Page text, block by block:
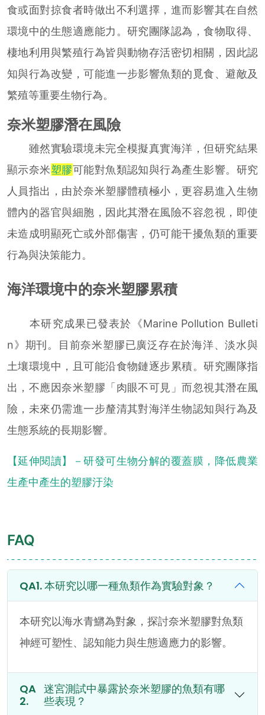
食或面對掠食者時做出不利選擇，進而影響其在自然
環境中的生態適應能力。研究團隊認為，食物取得、
棲地利用與繁殖行為皆與動物存活密切相關，因此認
知與行為改變，可能進一步影響魚類的覓食、避敵及
繁殖等重要生物行為。
奈米塑膠潛在風險
雖然實驗環境未完全模擬真實海洋，但研究結果
顯示奈米塑膠可能對魚類認知與行為產生影響。研究
人員指出，由於奈米塑膠體積極小，更容易進入生物
體內的器官與細胞，因此其潛在風險不容忽視，即使
未造成明顯死亡或外部傷害，仍可能干擾魚類的重要
行為與決策能力。
海洋環境中的奈米塑膠累積
本研究成果已發表於《Marine Pollution Bulleti
n》期刊。目前奈米塑膠已廣泛存在於海洋、淡水與
土壤環境中，且可能沿食物鏈逐步累積。研究團隊指
出，不應因奈米塑膠「肉眼不可見」而忽視其潛在風
險，未來仍需進一步釐清其對海洋生物認知與行為及
生態系統的長期影響。
【延伸閱讀】－研發可生物分解的覆蓋膜，降低農業
生產中產生的塑膠汙染
FAQ
本研究以哪一種魚類作為實驗對象？
本研究以海水青鱂為對象，探討奈米塑膠對魚類
神經可塑性、認知能力與生態適應力的影響。
迷宮測試中暴露於奈米塑膠的魚類有哪
些表現？